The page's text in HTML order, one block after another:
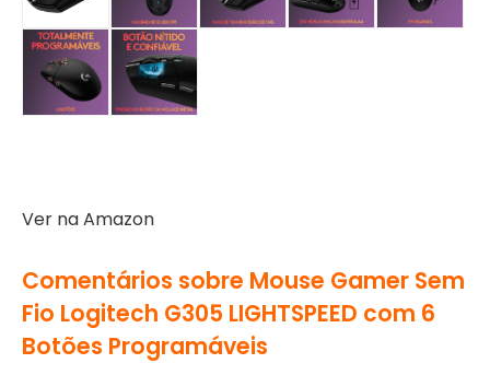
Ver na Amazon
Comentários sobre Mouse Gamer Sem
Fio Logitech G305 LIGHTSPEED com 6
Botões Programáveis